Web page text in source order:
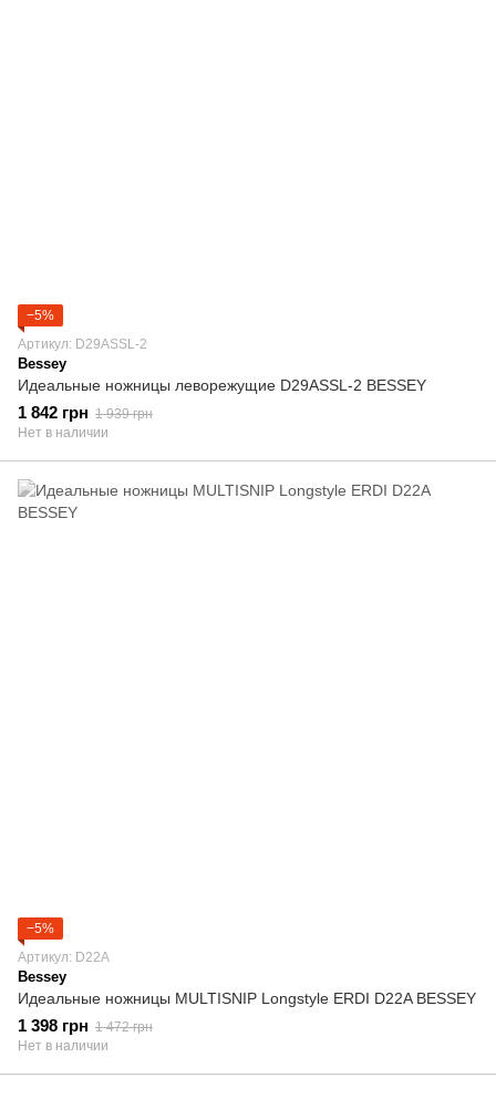
−5%
Артикул: D29ASSL-2
Bessey
Идеальные ножницы леворежущие D29ASSL-2 BESSEY
1 842 грн 1 939 грн
Нет в наличии
−5%
Артикул: D22A
Bessey
Идеальные ножницы MULTISNIP Longstyle ERDI D22A BESSEY
1 398 грн 1 472 грн
Нет в наличии